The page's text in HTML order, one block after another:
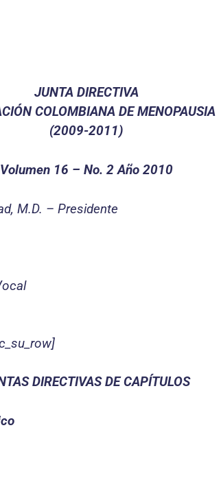
JUNTA DIRECTIVA
COLOMBIANA DE MENOPAUSIA
(2009-2011)
Volumen 16 – No. 2 Año 2010
M.D. – Presidente
DIRECTIVAS DE CAPÍTULOS